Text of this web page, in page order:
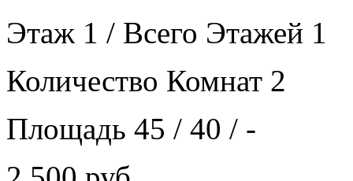
Этаж 1 / Всего Этажей 1
Количество Комнат 2
Площадь 45 / 40 / -